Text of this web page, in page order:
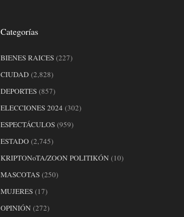
Categorías
BIENES RAICES(227)
CIUDAD(2,828)
DEPORTES(857)
ELECCIONES 2024 (302)
ESPECTÁCULOS(959)
ESTADO(2,745)
KRIPTONoTA/ZOON POLITIKÓN(10)
MASCOTAS(250)
MUJERES(17)
OPINIÓN(272)